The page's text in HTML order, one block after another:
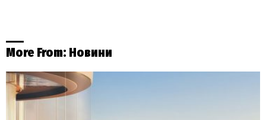
More From: Новини